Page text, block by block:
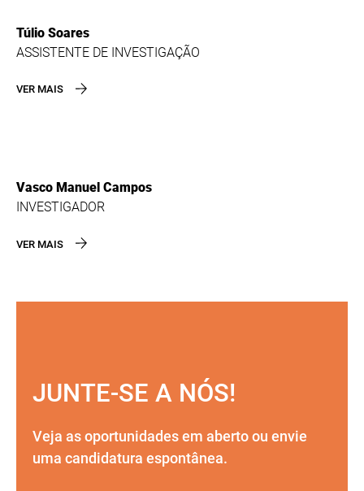
Túlio Soares
ASSISTENTE DE INVESTIGAÇÃO
VER MAIS
Vasco Manuel Campos
INVESTIGADOR
VER MAIS
JUNTE-SE A NÓS!
Veja as oportunidades em aberto ou envie
uma candidatura espontânea.